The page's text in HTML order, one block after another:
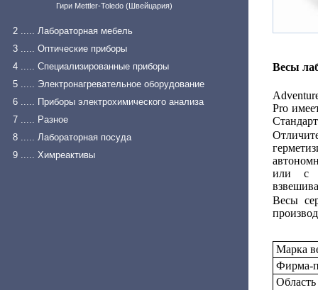
Гири Mettler-Toledo (Швейцария)
2 ..... Лабораторная мебель
3 ..... Оптические приборы
4 ..... Специализированные приборы
5 ..... Электронагревательное оборудование
6 ..... Приборы электрохимического анализа
7 ..... Разное
8 ..... Лабораторная посуда
9 ..... Химреактивы
Весы
Pro
или с
Весы
Марка
Фирма-